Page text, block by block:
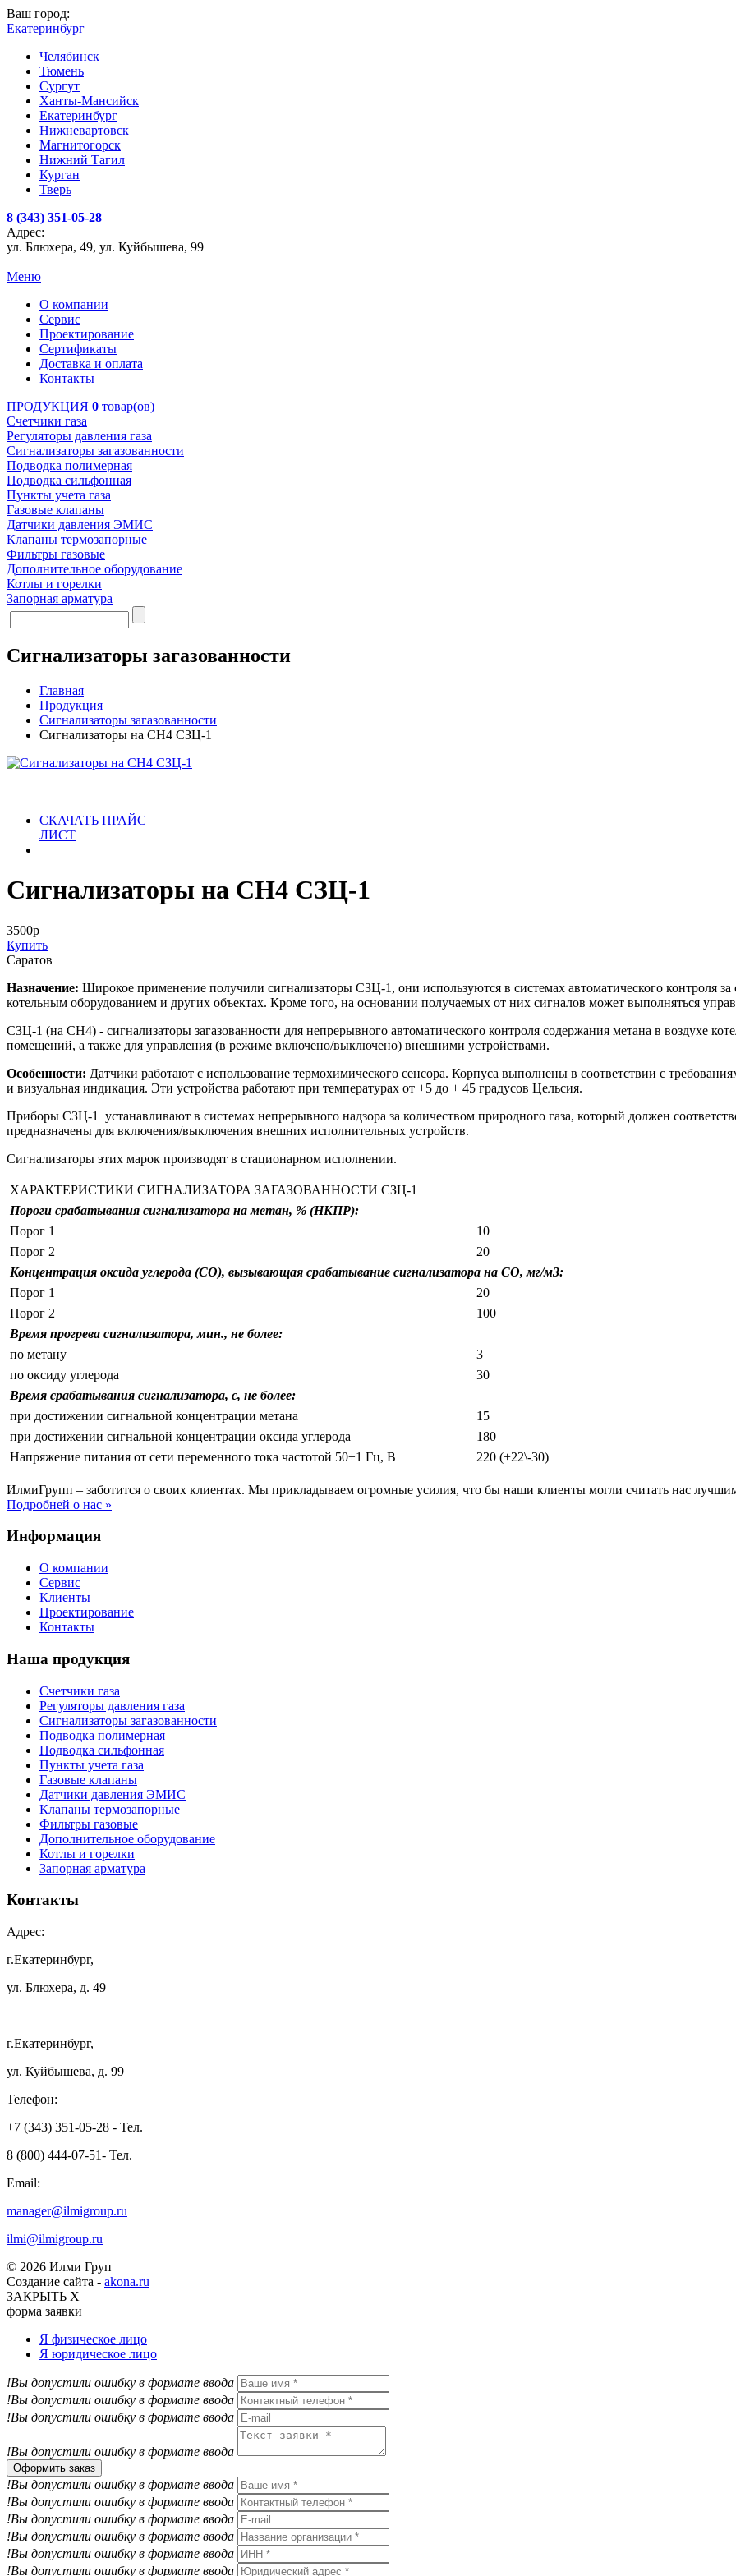
Ваш город:
Екатеринбург
Челябинск
Тюмень
Сургут
Ханты-Мансийск
Екатеринбург
Нижневартовск
Магнитогорск
Нижний Тагил
Курган
Тверь
8 (343) 351-05-28
Адрес:
ул. Блюхера, 49, ул. Куйбышева, 99
Меню
О компании
Сервис
Проектирование
Сертификаты
Доставка и оплата
Контакты
ПРОДУКЦИЯ 0 товар(ов)
Счетчики газа
Регуляторы давления газа
Сигнализаторы загазованности
Подводка полимерная
Подводка сильфонная
Пункты учета газа
Газовые клапаны
Датчики давления ЭМИС
Клапаны термозапорные
Фильтры газовые
Дополнительное оборудование
Котлы и горелки
Запорная арматура
Сигнализаторы загазованности
Главная
Продукция
Сигнализаторы загазованности
Сигнализаторы на СН4 СЗЦ-1
СКАЧАТЬ ПРАЙС
ЛИСТ
Сигнализаторы на СН4 СЗЦ-1
3500р
Купить
Саратов
Назначение: Широкое применение получили сигнализаторы СЗЦ-1, они используются в системах автоматического контроля
котельным оборудованием и других объектах. Кроме того, на основании получаемых от них сигналов может выполняться
СЗЦ-1 (на CH4) - сигнализаторы загазованности для непрерывного автоматического контроля содержания метана в воздухе
помещений, а также для управления (в режиме включено/выключено) внешними устройствами.
Особенности: Датчики работают с использование термохимического сенсора. Корпуса выполнены в соответствии с
и визуальная индикация. Эти устройства работают при температурах от +5 до + 45 градусов Цельсия.
Приборы СЗЦ-1 устанавливают в системах непрерывного надзора за количеством природного газа, который должен
предназначены для включения/выключения внешних исполнительных устройств.
Сигнализаторы этих марок производят в стационарном исполнении.
ХАРАКТЕРИСТИКИ СИГНАЛИЗАТОРА ЗАГАЗОВАННОСТИ СЗЦ-1
Пороги срабатывания сигнализатора на метан, % (НКПР):
Порог 1
10
Порог 2
20
Концентрация оксида углерода (СО), вызывающая срабатывание сигнализатора на СО, мг/м3:
Порог 1
20
Порог 2
100
Время прогрева сигнализатора, мин., не более:
по метану
3
по оксиду углерода
30
Время срабатывания сигнализатора, с, не более:
при достижении сигнальной концентрации метана
15
при достижении сигнальной концентрации оксида углерода
180
Напряжение питания от сети переменного тока частотой 50±1 Гц, В
220 (+22\-30)
ИлмиГрупп – заботится о своих клиентах. Мы прикладываем огромные усилия, что бы наши клиенты могли считать нас
Подробней о нас »
Информация
О компании
Сервис
Клиенты
Проектирование
Контакты
Наша продукция
Счетчики газа
Регуляторы давления газа
Сигнализаторы загазованности
Подводка полимерная
Подводка сильфонная
Пункты учета газа
Газовые клапаны
Датчики давления ЭМИС
Клапаны термозапорные
Фильтры газовые
Дополнительное оборудование
Котлы и горелки
Запорная арматура
Контакты
Адрес:
г.Екатеринбург,
ул. Блюхера, д. 49
г.Екатеринбург,
ул. Куйбышева, д. 99
Телефон:
+7 (343) 351-05-28 - Тел.
8 (800) 444-07-51- Тел.
Email:
manager@ilmigroup.ru
ilmi@ilmigroup.ru
© 2026 Илми Груп
Создание сайта - akona.ru
ЗАКРЫТЬ Х
форма заявки
Я физическое лицо
Я юридическое лицо
!Вы допустили ошибку в формате ввода
!Вы допустили ошибку в формате ввода
!Вы допустили ошибку в формате ввода
!Вы допустили ошибку в формате ввода
Оформить заказ
!Вы допустили ошибку в формате ввода
!Вы допустили ошибку в формате ввода
!Вы допустили ошибку в формате ввода
!Вы допустили ошибку в формате ввода
!Вы допустили ошибку в формате ввода
!Вы допустили ошибку в формате ввода